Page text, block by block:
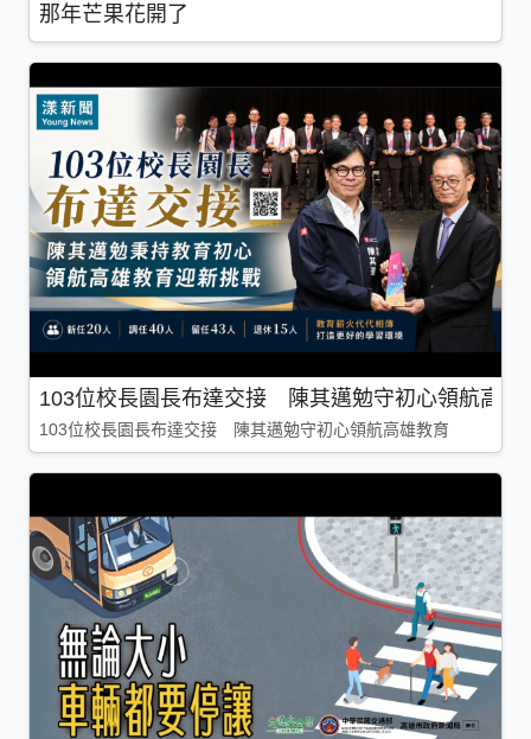
那年芒果花開了
103位校長園長布達交接 陳其邁勉守初心領航高雄
103位校長園長布達交接 陳其邁勉守初心領航高雄教育